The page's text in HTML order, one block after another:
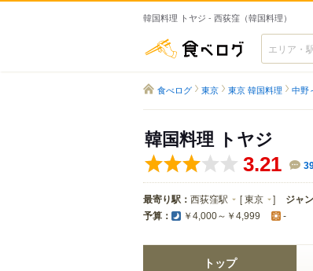
韓国料理 トヤジ - 西荻窪（韓国料理）
食べログ
食べログ 東京 東京 韓国料理 中野
韓国料理 トヤジ
3.21
最寄り駅： 西荻窪駅 [東京 ] ジャ
予算： ￥4,000～￥4,999 -
トップ